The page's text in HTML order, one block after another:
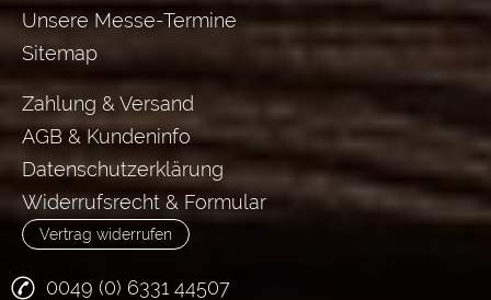
Unsere Messe-Termine
Sitemap
Zahlung & Versand
AGB & Kundeninfo
Datenschutzerklärung
Widerrufsrecht & Formular
Vertrag widerrufen
0049 (0) 6331 44507